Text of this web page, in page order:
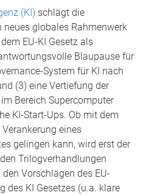
(KI) schlägt die
globales Rahmenwerk
EU-KI Gesetz als
Blaupause für
System für KI nach
(3) eine Vertiefung der
Bereich Supercomputer
KI-Start-Ups. Ob mit dem
eines
gelingen kann, wird erst der
Trilogverhandlungen
Vorschlägen des EU-
des KI Gesetzes (u.a. klare